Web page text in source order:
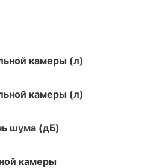
камеры (л)
камеры (л)
шума (дБ)
камеры